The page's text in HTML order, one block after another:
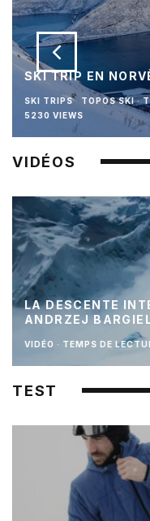
SKI TRIP EN
SKI TRIPS TOPOS SKI ·
5230 VIEWS
VIDÉOS
LA DESCENTE
ANDRZEJ
VIDÉO · TEMPS DE
TEST